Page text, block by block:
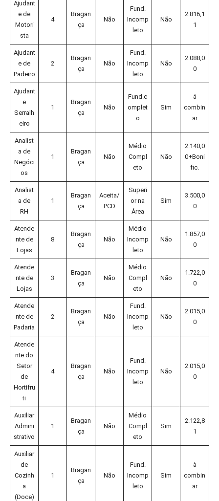
Ajudant
e de
Motori
sta
4
Bragan
ça
Não
Fund.
Incomp
leto
Não
2.816,1
1
Ajudant
e de
Padeiro
2
Bragan
ça
Não
Fund.
Incomp
leto
Não
2.088,0
0
Ajudant
e
Serralh
eiro
1
Bragan
ça
Não
Fund.c
omplet
o
Sim
á
combin
ar
Analist
a de
Negóci
os
1
Bragan
ça
Não
Médio
Compl
eto
Não
2.140,0
0+Boni
fic.
Analist
a de
RH
1
Bragan
ça
Aceita/
PCD
Superi
or na
Área
Sim
3.500,0
0
Atende
nte de
Lojas
8
Bragan
ça
Não
Médio
Incomp
leto
Não
1.857,0
0
Atende
nte de
Lojas
3
Bragan
ça
Não
Médio
Compl
eto
Não
1.722,0
0
Atende
nte de
Padaria
2
Bragan
ça
Não
Fund.
Incomp
leto
Não
2.015,0
0
Atende
nte do
Setor
de
Hortifru
ti
4
Bragan
ça
Não
Fund.
Incomp
leto
Não
2.015,0
0
Auxiliar
Admini
strativo
1
Bragan
ça
Não
Médio
Compl
eto
Sim
2.122,8
1
Auxiliar
de
Cozinh
a
(Doce)
1
Bragan
ça
Não
Fund.
Incomp
leto
Sim
à
combin
ar